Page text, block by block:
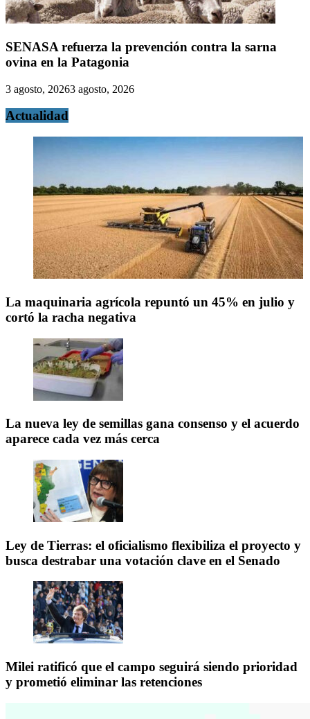
SENASA refuerza la prevención contra la sarna
ovina en la Patagonia
3 agosto, 20263 agosto, 2026
Actualidad
La maquinaria agrícola repuntó un 45% en julio y
cortó la racha negativa
La nueva ley de semillas gana consenso y el acuerdo
aparece cada vez más cerca
Ley de Tierras: el oficialismo flexibiliza el proyecto y
busca destrabar una votación clave en el Senado
Milei ratificó que el campo seguirá siendo prioridad
y prometió eliminar las retenciones